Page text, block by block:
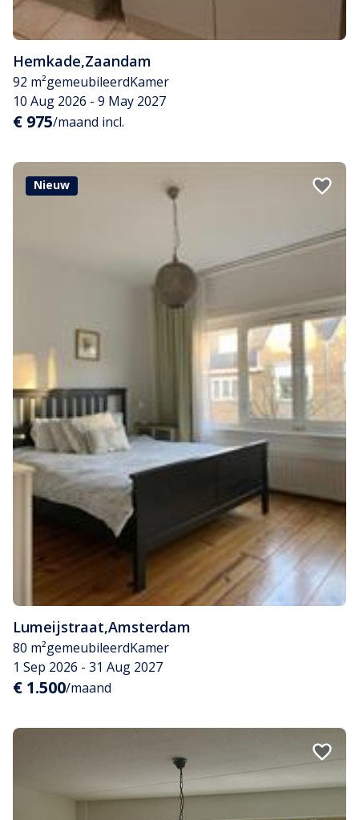
Hemkade,Zaandam
92 m²gemeubileerdKamer
10 Aug 2026 - 9 May 2027
€ 975/maand incl.
Nieuw
Lumeijstraat,Amsterdam
80 m²gemeubileerdKamer
1 Sep 2026 - 31 Aug 2027
€ 1.500/maand